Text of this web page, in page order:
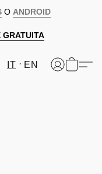
O ANDROID
GRATUITA
IT EN